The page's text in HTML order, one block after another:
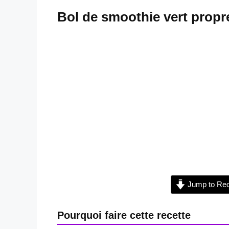
Bol de smoothie vert
Jump to
Pourquoi faire cette recette